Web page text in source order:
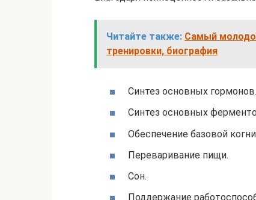
Читайте также: Самый
тренировки, биография
Синтез основных гормонов.
Синтез основных
Обеспечение базовой
Переваривание пищи.
Сон.
Поддержание